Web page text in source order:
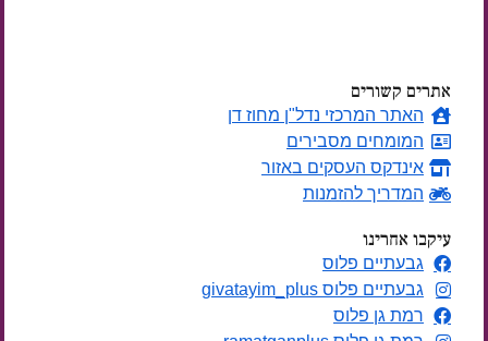
אתרים קשורים
האתר המרכזי נדל"ן מחוז דן
המומחים מסבירים
אינדקס העסקים באזור
המדריך להזמנות
עיקבו אחרינו
גבעתיים פלוס
גבעתיים פלוס givatayim_plus
רמת גן פלוס